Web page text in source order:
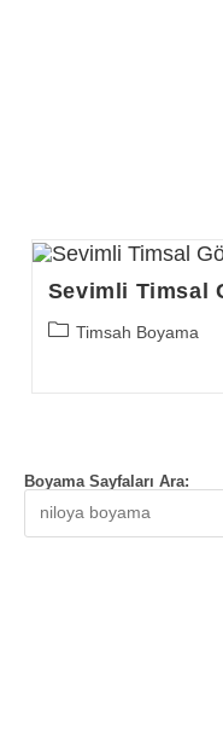
Sevimli Timsal
PostTimsah Boyama
Boyama Sayfaları Ara: